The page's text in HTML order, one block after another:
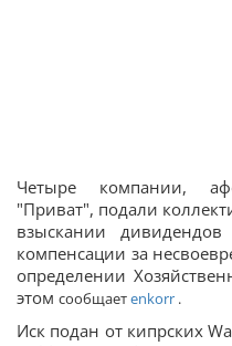
Четыре компании,
"Приват", подали
взыскании
компенсации за
определении
этом сообщаетenkorr .
Иск подан от кипрских